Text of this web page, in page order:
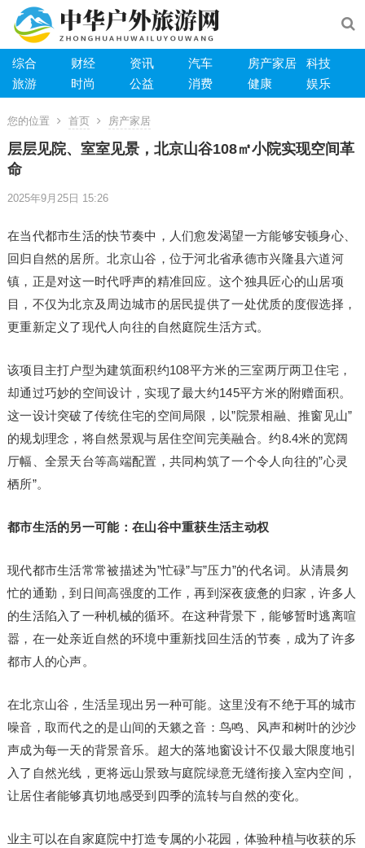
综合 财经 资讯 汽车 房产家居
科技
旅游
时尚 公益 消费 健康 娱乐
您的位置 首页 房产家居
层层见院、室室见景，北京山谷108㎡小院实现空间革
命
2025年9月25日 15:26
在当代都市生活的快节奏中，人们愈发渴望一方能够安顿身心、
回归自然的居所。北京山谷，位于河北省承德市兴隆县六道河
镇，正是对这一时代呼声的精准回应。这个独具匠心的山居项
目，不仅为北京及周边城市的居民提供了一处优质的度假选择，
更重新定义了现代人向往的自然庭院生活方式。
该项目主打户型为建筑面积约108平方米的三室两厅两卫住宅，
却通过巧妙的空间设计，实现了最大约145平方米的附赠面积。
这一设计突破了传统住宅的空间局限，以”院景相融、推窗见山”
的规划理念，将自然景观与居住空间完美融合。约8.4米的宽阔
厅幅、全景天台等高端配置，共同构筑了一个令人向往的”心灵
栖所”。
都市生活的另一可能：在山谷中重获生活主动权
现代都市生活常常被描述为”忙碌”与”压力”的代名词。从清晨匆
忙的通勤，到日间高强度的工作，再到深夜疲惫的归家，许多人
的生活陷入了一种机械的循环。在这种背景下，能够暂时逃离喧
嚣，在一处亲近自然的环境中重新找回生活的节奏，成为了许多
都市人的心声。
在北京山谷，生活呈现出另一种可能。这里没有不绝于耳的城市
噪音，取而代之的是山间的天籁之音：鸟鸣、风声和树叶的沙沙
声成为每一天的背景音乐。超大的落地窗设计不仅最大限度地引
入了自然光线，更将远山景致与庭院绿意无缝衔接入室内空间，
让居住者能够真切地感受到四季的流转与自然的变化。
业主可以在自家庭院中打造专属的小花园，体验种植与收获的乐